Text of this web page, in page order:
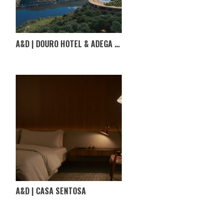
A&D | DOURO HOTEL & ADEGA EM TABUAÇO
A&D | CASA SENTOSA